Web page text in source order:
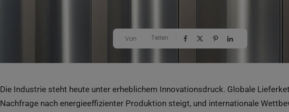
Von Teilen
Die Industrie steht heute unter erheblichem Innovationsdruck. Globale
Nachfrage nach energieeffizienter Produktion steigt, und internationale